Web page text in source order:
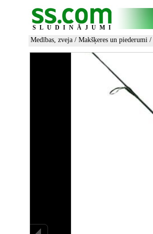
SLUDINĀJUMI
Medības, zveja / Makšķeres un piederumi /